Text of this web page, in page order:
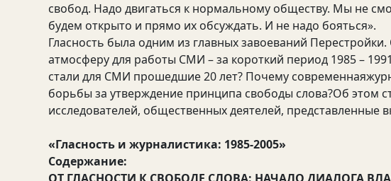
свобод. Надо двигаться к нормальному обществу. Мы не
будем открыто и прямо их обсуждать. И не надо бояться».
Гласность была одним из главных завоеваний
атмосферу для работы СМИ – за короткий период 1985 –
стали для СМИ прошедшие 20 лет? Почему
борьбы за утверждение принципа свободы слова?Об этом
исследователей, общественных деятелей, представленные
«Гласность и журналистика: 1985-2005»
Содержание: